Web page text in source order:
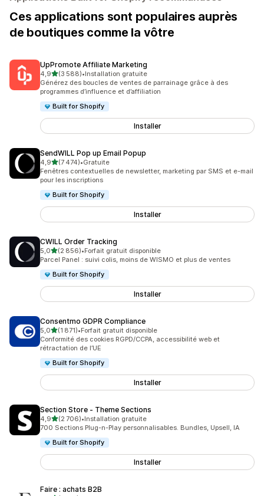
Ces applications sont populaires auprès
de boutiques comme la vôtre
UpPromote Affiliate Marketing
4,9étoile(s) sur 5
(3 588)
3588 avis au total
•Installation gratuite
Générez des boucles de ventes de parrainage grâce à des
programmes d’influence et d’affiliation
Built for Shopify
Installer
SendWILL Pop up Email Popup
4,9étoile(s) sur 5
(7 474)
7474 avis au total
•Gratuite
Fenêtres contextuelles de newsletter, marketing par SMS et e-mail
pour les inscriptions
Built for Shopify
Installer
CWILL Order Tracking
5,0étoile(s) sur 5
(2 856)
2856 avis au total
•Forfait gratuit disponible
Parcel Panel : suivi colis, moins de WISMO et plus de ventes
Built for Shopify
Installer
Consentmo GDPR Compliance
5,0étoile(s) sur 5
(1 871)
1871 avis au total
•Forfait gratuit disponible
Conformité des cookies RGPD/CCPA, accessibilité web et
rétractation de l’UE
Built for Shopify
Installer
Section Store ‑ Theme Sections
4,9étoile(s) sur 5
(2 706)
2706 avis au total
•Installation gratuite
700 Sections Plug-n-Play personnalisables. Bundles, Upsell, IA
Built for Shopify
Installer
Faire : achats B2B